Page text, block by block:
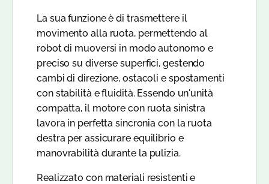
La sua funzione è di trasmettere il
movimento alla ruota, permettendo al
robot di muoversi in modoautonomo e
preciso su diverse superfici, gestendo
cambi di direzione, ostacoli e spostamenti
con stabilità e fluidità. Essendo un'unità
compatta, il motore con ruota sinistra
lavora in perfetta sincronia con la ruota
destra per assicurare equilibrio e
manovrabilitàdurante la pulizia.
Realizzato con materiali resistenti e